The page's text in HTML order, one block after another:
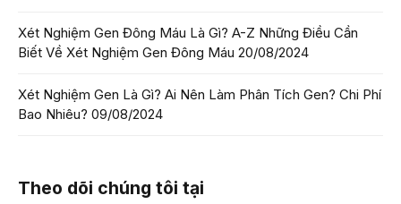
Xét Nghiệm Gen Đông Máu Là Gì? A-Z Những Điều Cần
Biết Về Xét Nghiệm Gen Đông Máu 20/08/2024
Xét Nghiệm Gen Là Gì? Ai Nên Làm Phân Tích Gen? Chi Phí
Bao Nhiêu? 09/08/2024
Theo dõi chúng tôi tại